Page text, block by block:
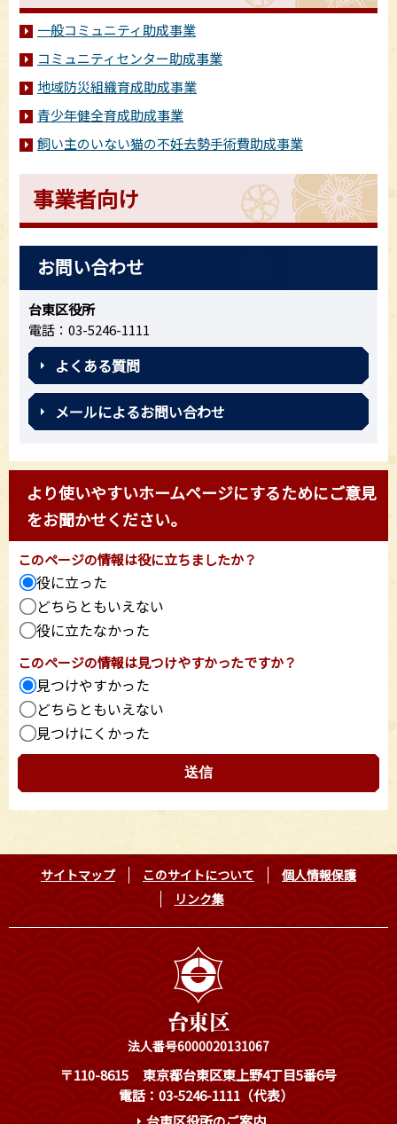
一般コミュニティ助成事業
コミュニティセンター助成事業
地域防災組織育成助成事業
青少年健全育成助成事業
飼い主のいない猫の不妊去勢手術費助成事業
事業者向け
お問い合わせ
台東区役所
電話：03-5246-1111
よくある質問
メールによるお問い合わせ
より使いやすいホームページにするためにご意見
をお聞かせください。
このページの情報は役に立ちましたか？
役に立った
どちらともいえない
役に立たなかった
このページの情報は見つけやすかったですか？
見つけやすかった
どちらともいえない
見つけにくかった
サイトマップ このサイトについて
個人情報保護
リンク集
法人番号6000020131067
〒110-8615
東京都台東区東上野4丁目5番6号
電話：03-5246-1111（代表）